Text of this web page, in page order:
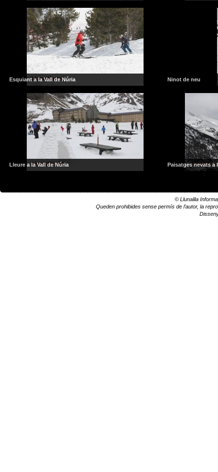
Esquiant a la Vall de Núria Ninot de neu
Lleure a la Vall de Núria Paisatges nevats a
© Llunalila
Queden prohibides sense permís de l’autor, la